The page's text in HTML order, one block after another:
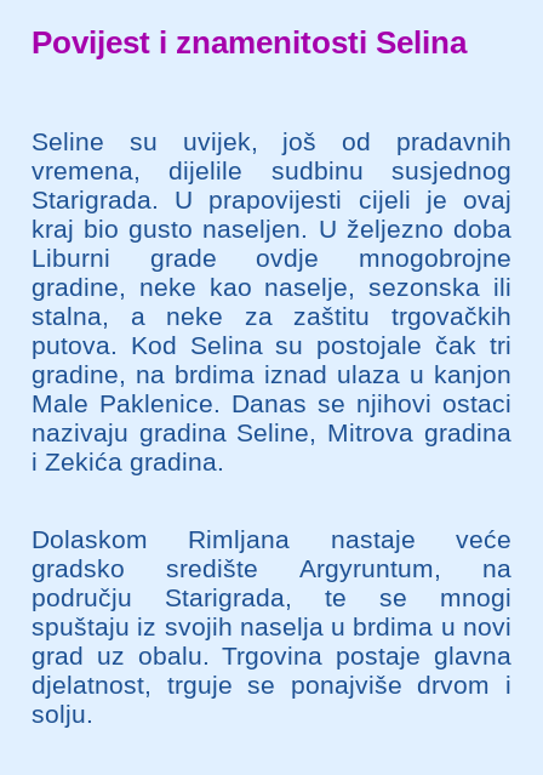
Povijest i znamenitosti Selina
Seline su uvijek, još od pradavnih
vremena, dijelile sudbinu susjednog
Starigrada. U prapovijesti cijeli je ovaj
kraj bio gusto naseljen. U željezno doba
Liburni grade ovdje mnogobrojne
gradine, neke kao naselje, sezonska ili
stalna, a neke za zaštitu trgovačkih
putova. Kod Selina su postojale čak tri
gradine, na brdima iznad ulaza u kanjon
Male Paklenice. Danas se njihovi ostaci
nazivaju gradina Seline, Mitrova gradina
i Zekića gradina.
Dolaskom Rimljana nastaje veće
gradsko središte Argyruntum, na
području Starigrada, te se mnogi
spuštaju iz svojih naselja u brdima u novi
grad uz obalu. Trgovina postaje glavna
djelatnost, trguje se ponajviše drvom i
solju.